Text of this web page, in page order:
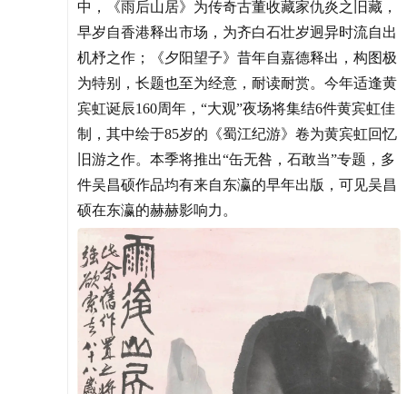
中，《雨后山居》为传奇古董收藏家仇炎之旧藏，
早岁自香港释出市场，为齐白石壮岁迥异时流自出
机杼之作；《夕阳望子》昔年自嘉德释出，构图极
为特别，长题也至为经意，耐读耐赏。今年适逢黄
宾虹诞辰160周年，“大观”夜场将集结6件黄宾虹佳
制，其中绘于85岁的《蜀江纪游》卷为黄宾虹回忆
旧游之作。本季将推出“缶无咎，石敢当”专题，多
件吴昌硕作品均有来自东瀛的早年出版，可见吴昌
硕在东瀛的赫赫影响力。